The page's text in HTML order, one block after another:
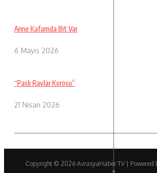
Anne Kafamda Bit Var
6 Mayıs 2026
“Paslı Raylar Korosu”
21 Nisan 2026
Copyright © 2026 AvrasyaHaber TV | Powered